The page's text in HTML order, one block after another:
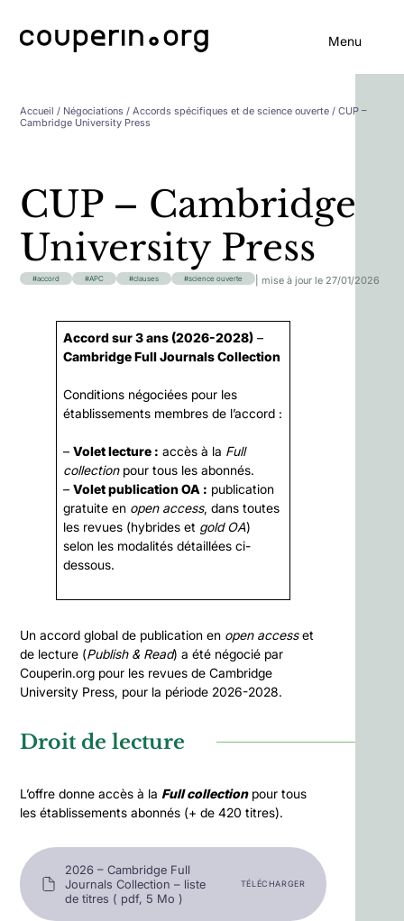
Menu
Accueil / Négociations /Accords spécifiques et de science ouverte / CUP –
Cambridge University Press
CUP – Cambridge
University Press
accord APC clauses science ouverte | mise à jour le 27/01/2026
Accord sur 3 ans (2026-2028) –
Cambridge Full Journals Collection
Conditions négociées pour les
établissements membres de l’accord :
–Volet lecture : accès à la Full
collectionpour tous les abonnés.
–Volet publication OA : publication
gratuite en open access, dans toutes
les revues (hybrides et gold OA)
selon les modalités détaillées ci-
dessous.
Un accord global de publication en open accesset
de lecture (Publish & Read) a été négocié par
Couperin.org pour les revues de Cambridge
University Press, pour la période 2026-2028.
Droit de lecture
L’offre donne accès à laFull collectionpour tous
les établissements abonnés (+ de 420 titres).
2026 – Cambridge Full
Journals Collection – liste
de titres ( pdf, 5 Mo )
TÉLÉCHARGER